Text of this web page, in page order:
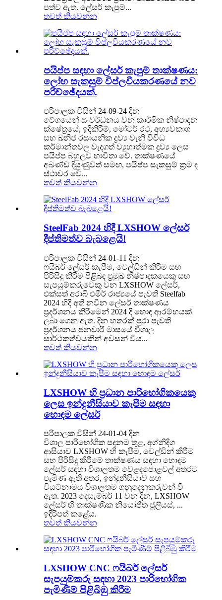
පත්ව ඇත. ලේසර් කැපුම්...
තවත් කියවන්න
පයිප්ප සඳහා ලේසර් කැපුම් තාක්ෂණය:
ලෝහ සැකසුම් විප්ලවීයකරණයේ නව
පරිච්ඡේදයක්.
පරිපාලක විසින් 24-09-24 දින
වේගයෙන් සංවර්ධනය වන කාර්මික නිෂ්පාදන
ක්ෂේත්‍රයේ, ඉදිකිරීම්, මෝටර් රථ, අභ්‍යවකාශ
සහ ඛනිජ රසායනික ද්‍රව්‍ය වැනි විවිධ
කර්මාන්තවල වැදගත් ව්‍යුහාත්මක ද්‍රව්‍ය ලෙස
පයිප්ප බහුලව භාවිතා වේ. තාක්ෂණයේ
අඛණ්ඩ දියුණුවත් සමඟ, පයිප්ප සැකසුම් ක්‍රම ද
ස්ථාවර වේ...
තවත් කියවන්න
SteelFab 2024 හිදී LXSHOW ලේසර්
දීප්තිමත්ව බැබළෙයි!
පරිපාලක විසින් 24-01-11 දින
ෆයිබර් ලේසර් කැපීම, වෙල්ඩින් කිරීම සහ
පිරිසිදු කිරීම පිළිබඳ ප්‍රමුඛ නිෂ්පාදකයෙකු සහ
සැපයුම්කරුවෙකු වන LXSHOW ලේසර්,
එක්සත් අරාබි එමීර් රාජ්‍යයේ පැවති Steelfab
2024 හිදී අති නවීන ලේසර් තාක්ෂණය
ප්‍රදර්ශනය කිරීමෙන් 2024 දී හොඳ ආරම්භයක්
ලබා ගෙන ඇත. දින හතරක් පුරා පැවති
ප්‍රදර්ශනය ජනවාරි මාසයේ විශාල
සාර්ථකත්වයකින් අවසන් විය...
තවත් කියවන්න
LXSHOW හි ප්‍රධාන පාරිභෝගිකයෙකු
ලෙස ඉන්දුනීසියාව කැපීම සඳහා
හොඳම ලේසර්
පරිපාලක විසින් 24-01-04 දින
විශාල පාරිභෝගික පදනම තුළ, අග්නිදිග
ආසියාව LXSHOW හි කැපීම, වෙල්ඩින් කිරීම
සහ පිරිසිදු කිරීමේ තාක්ෂණය සඳහා හොඳම
ලේසර් සඳහා විශාලතම වෙළඳපොළවල් අතරට
පැමිණ ඇති අතර, ඉන්දුනීසියාව සහ
වියට්නාමය විශාලතම ගනුදෙනුකරුවන් වී
ඇත. 2023 දෙසැම්බර් 11 වන දින, LXSHOW
ලේසර් හි තාක්ෂණික නියෝජිත ජූලියස්, ...
ඉදිරිපත් කළේය.
තවත් කියවන්න
LXSHOW CNC ෆයිබර් ලේසර්
සැපයුම්කරු සඳහා 2023 පාරිභෝගික
පැමිණීම් පිළිබිඹු කිරීම